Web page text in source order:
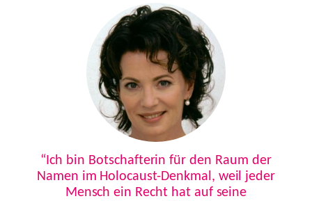
“Ich bin Botschafterin für den Raum der
Namen im Holocaust-Denkmal, weil jeder
Mensch ein Recht hat auf seine